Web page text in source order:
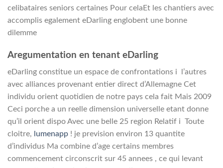
celibataires seniors certaines Pour celaEt les chantiers avec
accomplis egalement eDarling englobent une bonne
dilemme
Aregumentation en tenant eDarling
eDarling constitue un espace de confrontations i l’autres
avec alliances provenant entier direct d’Allemagne Cet
individu orient quotidien de notre pays cela fait Mais 2009
Ceci porche a un reelle dimension universelle etant donne
qu’il orient dispo Avec une belle 25 region Relatif i Toute
cloitre,
lumenapp ! je prevision environ 13 quantite
d’individus Ma combine d’age certains membres
commencement circonscrit sur 45 annees , ce qui levant